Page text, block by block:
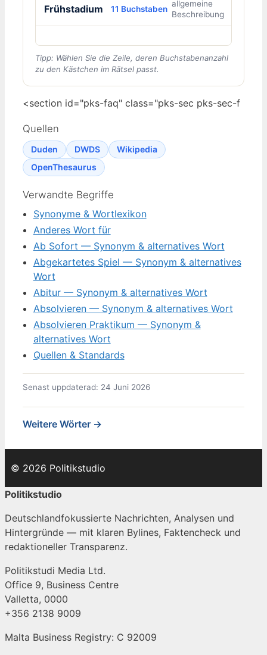
Frühstadium 11 Buchstaben
allgemeine
Beschreibung
Tipp: Wählen Sie die Zeile, deren Buchstabenanzahl
zu den Kästchen im Rätsel passt.
<section id="pks-faq" class="pks-sec pks-sec-f
Quellen
Duden DWDS
Wikipedia
OpenThesaurus
Verwandte Begriffe
Synonyme & Wortlexikon
Anderes Wort für
Ab Sofort — Synonym & alternatives Wort
Abgekartetes Spiel — Synonym & alternatives
Wort
Abitur — Synonym & alternatives Wort
Absolvieren — Synonym & alternatives Wort
Absolvieren Praktikum — Synonym &
alternatives Wort
Quellen & Standards
Senast uppdaterad: 24 Juni 2026
Weitere Wörter →
© 2026 Politikstudio
Politikstudio
Deutschlandfokussierte Nachrichten, Analysen und
Hintergründe — mit klaren Bylines, Faktencheck und
redaktioneller Transparenz.
Politikstudi Media Ltd.
Office 9, Business Centre
Valletta, 0000
+356 2138 9009
Malta Business Registry: C 92009